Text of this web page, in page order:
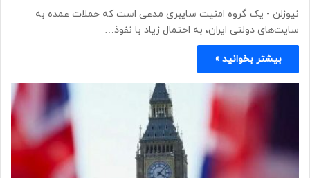
نیوزلن - یک گروه امنیت سایبری مدعی است که حملات عمده به
سایت‌های دولتی ایران، به احتمال زیاد با نفوذ…
بیشتر بخوانید »